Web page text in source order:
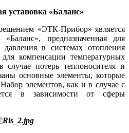
установка «Баланс»
«ЭТК-Прибор» является
«Баланс», предназначенная для
давления в системах отопления
компенсации температурных
потерь теплоносителя и
основные элементы, которые
элементов, как и в случае с
в зависимости от сферы